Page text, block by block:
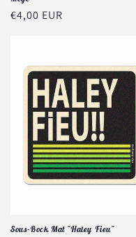
Prix
€4,00 EUR
Sous-Bock Mat "Haley Fieu"